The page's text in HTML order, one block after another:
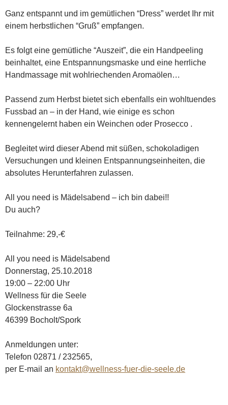
Ganz entspannt und im gemütlichen “Dress” werdet Ihr mit
einem herbstlichen “Gruß” empfangen.
Es folgt eine gemütliche “Auszeit”, die ein Handpeeling
beinhaltet, eine Entspannungsmaske und eine herrliche
Handmassage mit wohlriechenden Aromaölen…
Passend zum Herbst bietet sich ebenfalls ein wohltuendes
Fussbad an – in der Hand, wie einige es schon
kennengelernt haben ein Weinchen oder Prosecco .
Begleitet wird dieser Abend mit süßen, schokoladigen
Versuchungen und kleinen Entspannungseinheiten, die
absolutes Herunterfahren zulassen.
All you need is Mädelsabend – ich bin dabei!!
Du auch?
Teilnahme: 29,-€
All you need is Mädelsabend
Donnerstag, 25.10.2018
19:00 – 22:00 Uhr
Wellness für die Seele
Glockenstrasse 6a
46399 Bocholt/Spork
Anmeldungen unter:
Telefon 02871 / 232565,
per E-mail an kontakt@wellness-fuer-die-seele.de